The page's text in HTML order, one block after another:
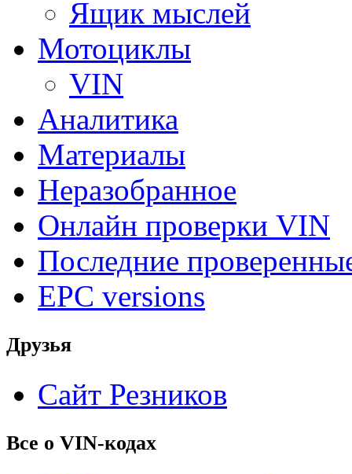
Ящик мыслей
Мотоциклы
VIN
Аналитика
Материалы
Неразобранное
Онлайн проверки VIN
Последние
EPC versions
Друзья
Сайт Резников
Все о VIN-кодах